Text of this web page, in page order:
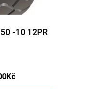
-10 12PR
Kč